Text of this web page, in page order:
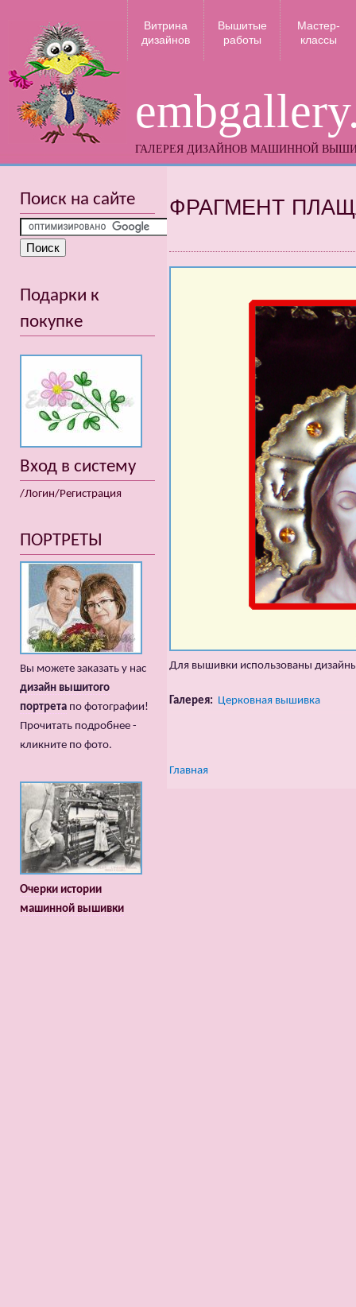
ГАЛЕРЕЯ ДИЗАЙНОВ МАШИННОЙ
Витрина
дизайнов
Вышитые
работы
Мастер-
классы
ФРАГМЕНТ
Для вышивки использованы
Галерея: Церковная вышивка
Главная
Поиск на сайте
Подарки к
покупке
Вход в систему
/Логин/Регистрация
ПОРТРЕТЫ
Вы можете заказать у нас
дизайн вышитого
портрета по фотографии!
Прочитать подробнее -
кликните по фото.
Очерки истории
машинной вышивки